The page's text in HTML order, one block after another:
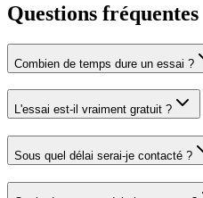
Questions fréquentes
Combien de temps dure un essai ?
L'essai est-il vraiment gratuit ?
Sous quel délai serai-je contacté ?